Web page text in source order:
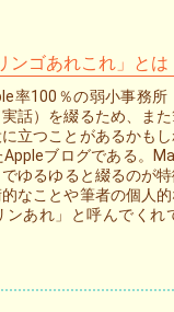
ンゴあれこれ」とは
率100％の弱小事務所
話）を綴るため、ま
立つことがあるかも
ブログである。
ゆるゆると綴るのが
なことや筆者の個人
ンあれ」と呼んでくれ